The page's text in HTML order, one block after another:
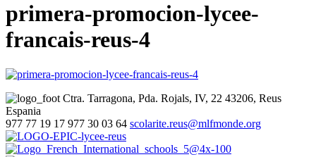
primera-promocion-lycee-
francais-reus-4
Ctra. Tarragona, Pda. Rojals, IV, 22 43206, Reus
Espania
977 77 19 17 977 30 03 64 scolarite.reus@mlfmonde.org